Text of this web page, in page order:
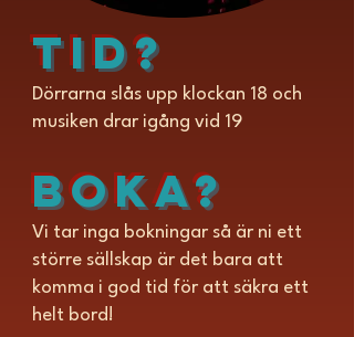
TID?
Dörrarna slås upp klockan 18 och
musiken drar igång vid 19
BOKA?
Vi tar inga bokningar så är ni ett
större sällskap är det bara att
komma i god tid för att säkra ett
helt bord!